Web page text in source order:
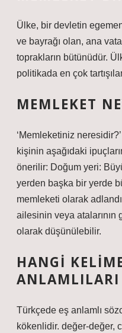
Ülke, bir devletin
ve bayrağı olan, ana
toprakların bütünüdür.
politikada en çok
MEMLEKET
‘Memleketiniz
kişinin aşağıdaki
önerilir: Doğum yeri:
yerden başka bir yerde
memleketi olarak
ailesinin veya atalarının
olarak düşünülebilir.
HANGI
ANLAMLILARI
Türkçede eş anlamlı
kökenlidir. değer-değer,